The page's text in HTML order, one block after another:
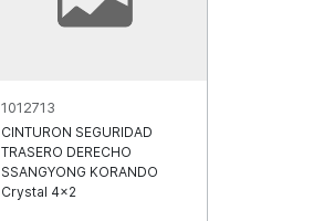
1012713
CINTURON SEGURIDAD
TRASERO DERECHO
SSANGYONG KORANDO
Crystal 4x2